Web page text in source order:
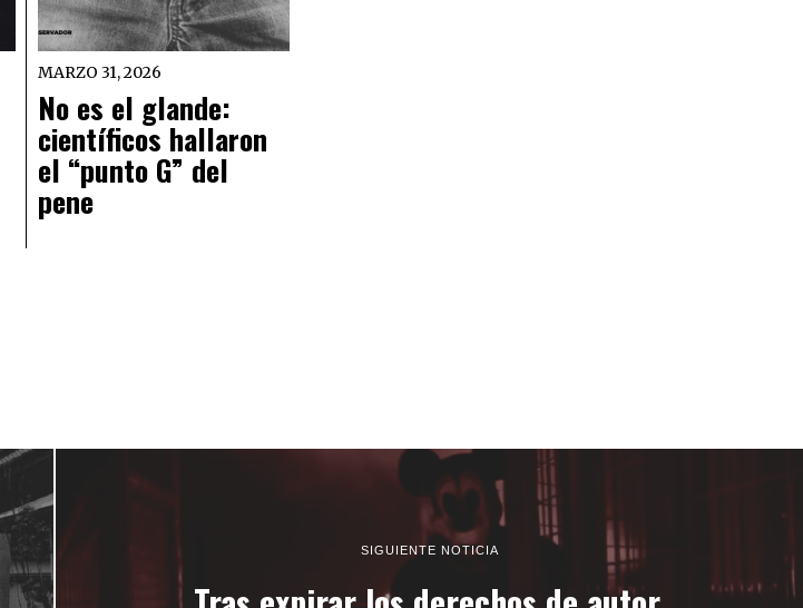
MARZO 31, 2026
No es el glande:
científicos hallaron
el “punto G” del
pene
SIGUIENTE NOTICIA